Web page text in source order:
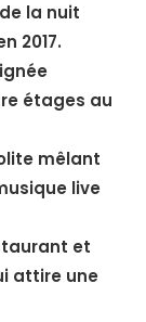
la nuit
2017.
étages au
mêlant
live
et
attire une